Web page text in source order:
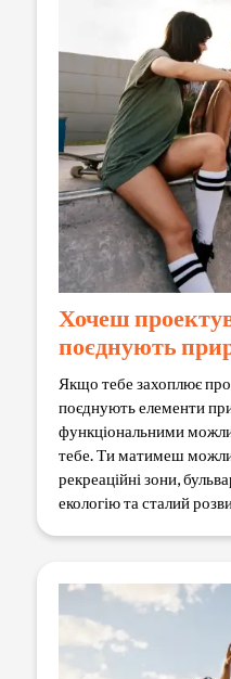
Хочеш
поєднують
Якщо тебе захоплює
поєднують елементи
функціональними
тебе. Ти матимеш
рекреаційні зони,
екологію та сталий